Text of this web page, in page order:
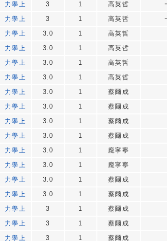
力學上 3 1 高英哲
力學上 3 1 高英哲
力學上 3.0 1 高英哲
力學上 3.0 1 高英哲
力學上 3.0 1 高英哲
力學上 3.0 1 高英哲
力學上 3.0 1 蔡爾成
力學上 3.0 1 蔡爾成
力學上 3.0 1 蔡爾成
力學上 3.0 1 蔡爾成
力學上 3.0 1 龐寧寧
力學上 3.0 1 龐寧寧
力學上 3.0 1 蔡爾成
力學上 3.0 1 蔡爾成
力學上 3 1 蔡爾成
力學上 3 1 蔡爾成
力學上 3 1 蔡爾成